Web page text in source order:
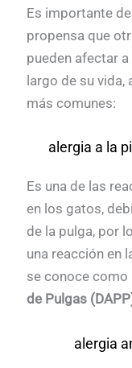
Es importante
propensa que
pueden afectar
largo de su
más comunes:
alergia a la
Es una de las
en los gatos,
de la pulga, por
una reacción en
se conoce como
de Pulgas
alergia